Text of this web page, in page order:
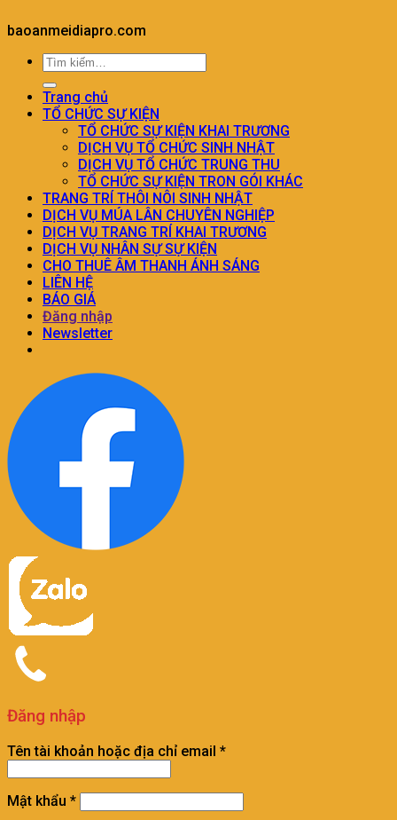
baoanmeidiapro.com
Trang chủ
TỔ CHỨC SỰ KIỆN
TỔ CHỨC SỰ KIỆN KHAI TRƯƠNG
DỊCH VỤ TỔ CHỨC SINH NHẬT
DỊCH VỤ TỔ CHỨC TRUNG THU
TỔ CHỨC SỰ KIỆN TRON GÓI KHÁC
TRANG TRÍ THÔI NÔI SINH NHẬT
DỊCH VỤ MÚA LÂN CHUYÊN NGHIỆP
DỊCH VỤ TRANG TRÍ KHAI TRƯƠNG
DỊCH VỤ NHÂN SỰ SỰ KIỆN
CHO THUÊ ÂM THANH ÁNH SÁNG
LIÊN HỆ
BÁO GIÁ
Đăng nhập
Newsletter
Đăng nhập
Tên tài khoản hoặc địa chỉ email *
Mật khẩu *